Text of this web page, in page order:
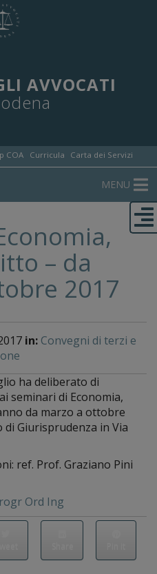
AVVOCATI
COA Curricula Carta dei Servizi
MENU
– da
2017
in: Convegni di terzi e
ha deliberato di
seminari di Economia,
da marzo a ottobre
Giurisprudenza in Via
ref. Prof. Graziano Pini
Ord Ing